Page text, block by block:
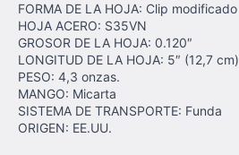
FORMA DE LA HOJA: Clip modificado
HOJA ACERO: S35VN
GROSOR DE LA HOJA: 0.120″
LONGITUD DE LA HOJA: 5″ (12,7 cm)
PESO: 4,3 onzas.
MANGO: Micarta
SISTEMA DE TRANSPORTE: Funda
ORIGEN: EE.UU.